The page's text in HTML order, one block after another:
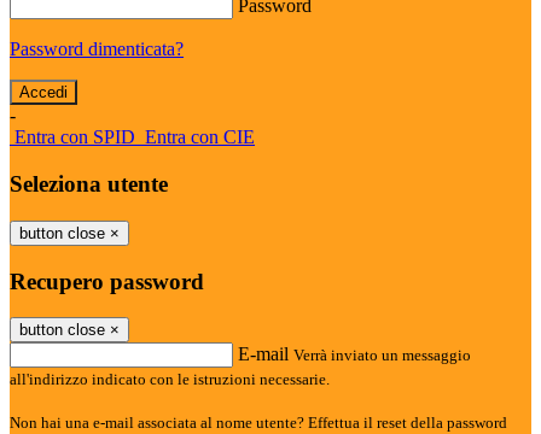
Password
Password dimenticata?
-
Entra con SPID Entra con CIE
Seleziona utente
button close ×
Recupero password
button close ×
E-mail Verrà inviato un messaggio
all'indirizzo indicato con le istruzioni necessarie.
Non hai una e-mail associata al nome utente? Effettua il reset della password